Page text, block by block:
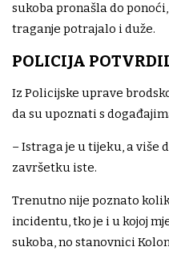
sukoba pronašla do
traganje potrajalo i duže.
POLICIJA
Iz Policijske uprave
da su upoznati s
– Istraga je u tijeku, a više
završetku iste.
Trenutno nije poznato
incidentu, tko je i u kojoj
sukoba, no stanovnici